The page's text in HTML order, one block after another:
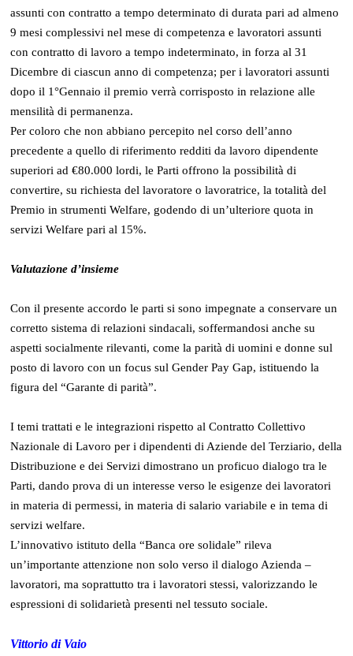
assunti con contratto a tempo determinato di durata pari ad almeno
9 mesi complessivi nel mese di competenza e lavoratori assunti
con contratto di lavoro a tempo indeterminato, in forza al 31
Dicembre di ciascun anno di competenza; per i lavoratori assunti
dopo il 1°Gennaio il premio verrà corrisposto in relazione alle
mensilità di permanenza.
Per coloro che non abbiano percepito nel corso dell’anno
precedente a quello di riferimento redditi da lavoro dipendente
superiori ad €80.000 lordi, le Parti offrono la possibilità di
convertire, su richiesta del lavoratore o lavoratrice, la totalità del
Premio in strumenti Welfare, godendo di un’ulteriore quota in
servizi Welfare pari al 15%.
Valutazione d’insieme
Con il presente accordo le parti si sono impegnate a conservare un
corretto sistema di relazioni sindacali, soffermandosi anche su
aspetti socialmente rilevanti, come la parità di uomini e donne sul
posto di lavoro con un focus sul Gender Pay Gap, istituendo la
figura del “Garante di parità”.
I temi trattati e le integrazioni rispetto al Contratto Collettivo
Nazionale di Lavoro per i dipendenti di Aziende del Terziario, della
Distribuzione e dei Servizi dimostrano un proficuo dialogo tra le
Parti, dando prova di un interesse verso le esigenze dei lavoratori
in materia di permessi, in materia di salario variabile e in tema di
servizi welfare.
L’innovativo istituto della “Banca ore solidale” rileva
un’importante attenzione non solo verso il dialogo Azienda –
lavoratori, ma soprattutto tra i lavoratori stessi, valorizzando le
espressioni di solidarietà presenti nel tessuto sociale.
Vittorio di Vaio